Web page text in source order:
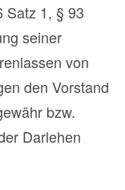
Satz 1, § 93
seiner
von
den Vorstand
bzw.
Darlehen